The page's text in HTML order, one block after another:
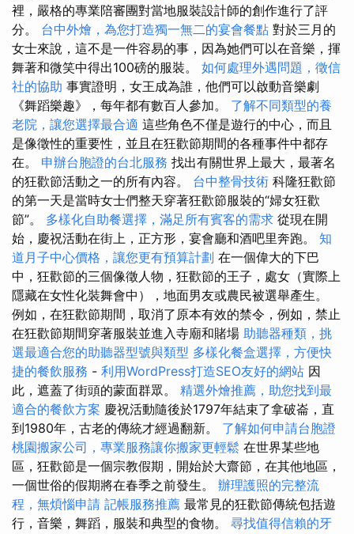
裡，嚴格的專業陪審團對當地服裝設計師的創作進行了評
分。 台中外燴，為您打造獨一無二的宴會餐點 對於三月的
女士來說，這不是一件容易的事，因為她們可以在音樂，揮
舞著和微笑中得出100磅的服裝。 如何處理外遇問題，徵信
社的協助 事實證明，女王成為誰，他們可以啟動音樂劇
《舞蹈樂趣》，每年都有數百人參加。 了解不同類型的養
老院，讓您選擇最合適 這些角色不僅是遊行的中心，而且
是像徵性的重要性，並且在狂歡節期間的各種事件中都存
在。 申辦台胞證的台北服務 找出有關世界上最大，最著名
的狂歡節活動之一的所有內容。 台中整骨技術 科隆狂歡節
的第一天是當時女士們整天穿著狂歡節服裝的“婦女狂歡
節”。 多樣化自助餐選擇，滿足所有賓客的需求 從現在開
始，慶祝活動在街上，正方形，宴會廳和酒吧里奔跑。 知
道月子中心價格，讓您更有預算計劃 在一個偉大的下巴
中，狂歡節的三個像徵人物，狂歡節的王子，處女（實際上
隱藏在女性化裝舞會中），地面男友或農民被選舉產生。
例如，在狂歡節期間，取消了原本有效的禁令，例如，禁止
在狂歡節期間穿著服裝並進入寺廟和賭場 助聽器種類，挑
選最適合您的助聽器型號與類型 多樣化餐盒選擇，方便快
捷的餐飲服務 - 利用WordPress打造SEO友好的網站 因
此，遮蓋了街頭的蒙面群眾。 精選外燴推薦，助您找到最
適合的餐飲方案 慶祝活動隨後於1797年結束了拿破崙，直
到1980年，古老的傳統才經過翻新。 了解如何申請台胞證
桃園搬家公司，專業服務讓你搬家更輕鬆 在世界某些地
區，狂歡節是一個宗教假期，開始於大齋節，在其他地區，
一個世俗的假期將在春季之前發生。 辦理護照的完整流
程，無煩惱申請 記帳服務推薦 最常見的狂歡節傳統包括遊
行，音樂，舞蹈，服裝和典型的食物。 尋找值得信賴的牙